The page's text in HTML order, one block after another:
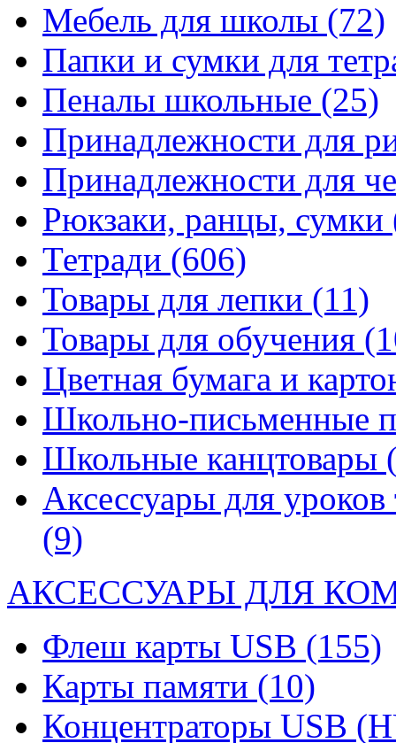
Мебель для школы (72)
Папки и сумки для
Пеналы школьные (25)
Принадлежности для
Принадлежности для
Рюкзаки, ранцы, сумки
Тетради (606)
Товары для лепки (11)
Товары для обучения
Цветная бумага и
Школьно-письменные
Школьные канцтовары
Аксессуары для уроков
(9)
АКСЕССУАРЫ ДЛЯ
Флеш карты USB (155)
Карты памяти (10)
Концентраторы USB